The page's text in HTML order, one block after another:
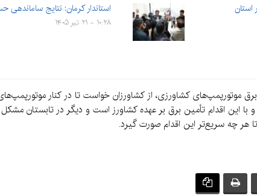
استاندار کرمان: نتایج
۱۰:۲۸ - ۲۱ تیر ۱۴۰۵
موتورپمپ‌های کشاورزی، از کشاورزان خواست تا در کنار
با این اقدام تأمین برق بر عهده کشاورز است و دیگر در تابستان
هر چه سریع‌تر این اقدام صورت گیرد.